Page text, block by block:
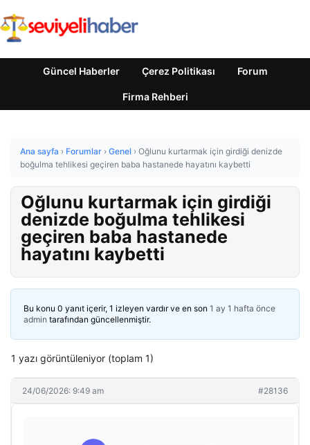
Güncel Haberler Çerez Politikası Forum
Firma Rehberi
Ana sayfa › Forumlar › Genel › Oğlunu kurtarmak için girdiği denizde
boğulma tehlikesi geçiren baba hastanede hayatını kaybetti
Oğlunu kurtarmak için girdiği
denizde boğulma tehlikesi
geçiren baba hastanede
hayatını kaybetti
Bu konu 0 yanıt içerir, 1 izleyen vardır ve en son 1 ay 1 hafta önce
admin tarafından güncellenmiştir.
1 yazı görüntüleniyor (toplam 1)
24/06/2026: 9:49 am #28136